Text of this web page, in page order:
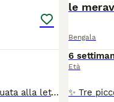
Cedesi per motivi di lavoro gatto bengala di 8 anni abituata alla lettiera e al tiragraffi molto coccolona verrà ceduta vaccinata sverminata microchip e pedigree Anfi solo recupero spese per sterelizzazione che è stata già fatta
le
Bengala
6
Età